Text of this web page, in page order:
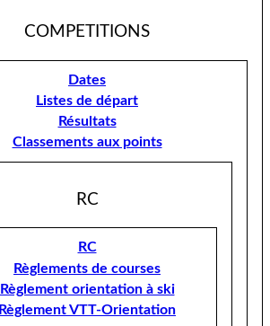
COMPETITIONS
Dates
Listes de départ
Résultats
Classements aux points
RC
RC
Règlements de courses
Règlement orientation à ski
Règlement VTT-Orientation